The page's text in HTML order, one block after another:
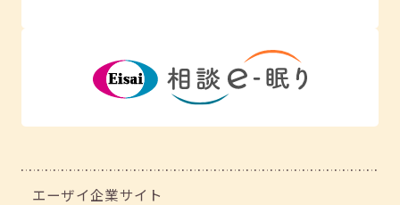
エーザイ企業サイト